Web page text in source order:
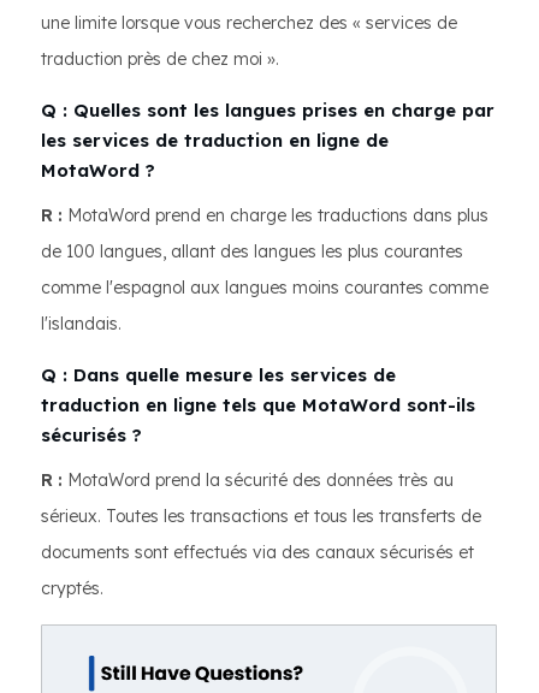
une limite lorsque vous recherchez des « services de
traduction près de chez moi ».
Q : Quelles sont les langues prises en charge par
les services de traduction en ligne de
MotaWord ?
R : MotaWord prend en charge les traductions dans plus
de 100 langues, allant des langues les plus courantes
comme l'espagnol aux langues moins courantes comme
l'islandais.
Q : Dans quelle mesure les services de
traduction en ligne tels que MotaWord sont-ils
sécurisés ?
R : MotaWord prend la sécurité des données très au
sérieux. Toutes les transactions et tous les transferts de
documents sont effectués via des canaux sécurisés et
cryptés.